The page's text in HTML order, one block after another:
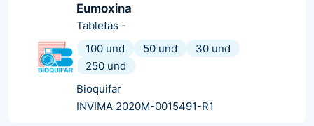
Eumoxina
Tabletas -
100 und
50 und
30 und
250 und
Bioquifar
INVIMA 2020M-0015491-R1